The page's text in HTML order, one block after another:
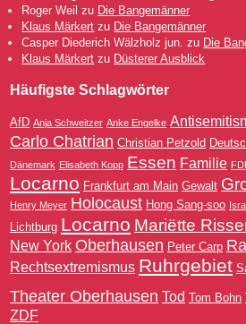
Roger Weil zu Die Bangemänner
Klaus Märkert zu Die Bangemänner
Casper Diederich Wälzholz jun. zu Die
Klaus Märkert zu Düsterer Ausblick
Häufigste Schlagwörter
AfD Anja Schweitzer Anke Engelke
Carlo Chatrian Christian Petzold
Dänemark Elisabeth Kopp Essen Familie
Locarno Frankfurt am Main Gewalt
Henry Meyer Holocaust Hong Sang-soo
Lichtburg Locarno Mariëtte
New York Oberhausen Peter Carp
Rechtsextremismus Ruhrgebiet
Theater Oberhausen Tod Tom Bohn
ZDF